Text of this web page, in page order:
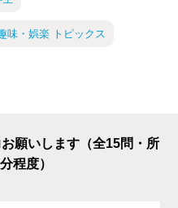
味・娯楽 トピックス
願いします（全15問・所
程度）